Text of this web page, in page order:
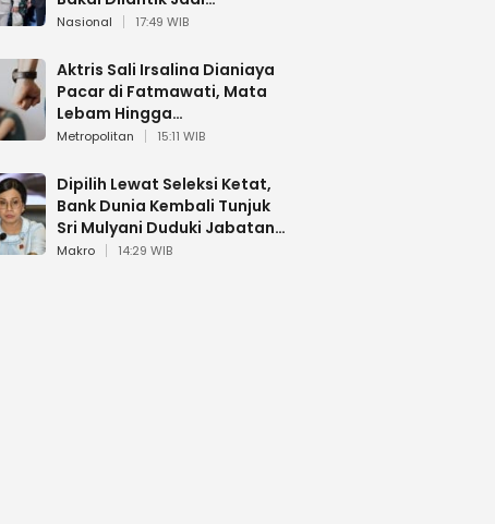
Wamenhan RI
Nasional 17:49 WIB
Aktris Sali Irsalina Dianiaya
Pacar di Fatmawati, Mata
Lebam Hingga
Diselamatkan Polantas
Metropolitan 15:11 WIB
Dipilih Lewat Seleksi Ketat,
Bank Dunia Kembali Tunjuk
Sri Mulyani Duduki Jabatan
Strategis
Makro 14:29 WIB